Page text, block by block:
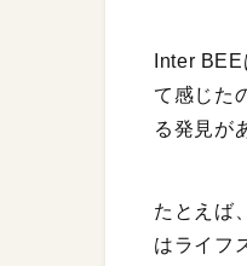
Inter
て感じた
る発見が
たとえば
はライフ